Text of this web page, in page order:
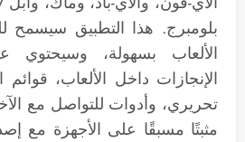
بلومبرج. هذا التطبيق سيسمح
الألعاب بسهولة،
الإنجازات داخل الألعاب،
تحريري، وأدوات للتواصل مع